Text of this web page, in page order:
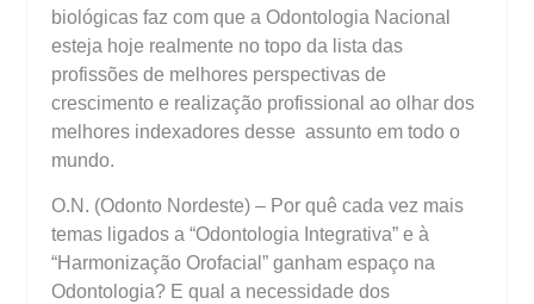
biológicas faz com que a Odontologia Nacional
esteja hoje realmente no topo da lista das
profissões de melhores perspectivas de
crescimento e realização profissional ao olhar dos
melhores indexadores desse assunto em todo o
mundo.
O.N. (Odonto Nordeste) – Por quê cada vez mais
temas ligados a “Odontologia Integrativa” e à
“Harmonização Orofacial” ganham espaço na
Odontologia? E qual a necessidade dos